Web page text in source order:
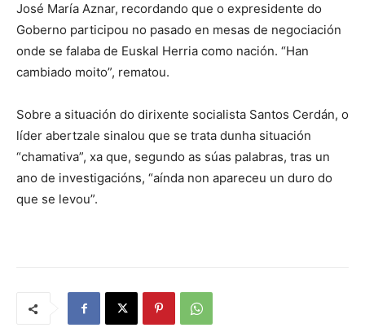
José María Aznar, recordando que o expresidente do
Goberno participou no pasado en mesas de negociación
onde se falaba de Euskal Herria como nación. “Han
cambiado moito”, rematou.
Sobre a situación do dirixente socialista Santos Cerdán, o
líder abertzale sinalou que se trata dunha situación
“chamativa”, xa que, segundo as súas palabras, tras un
ano de investigacións, “aínda non apareceu un duro do
que se levou”.